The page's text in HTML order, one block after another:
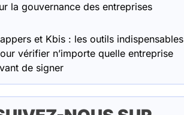
la gouvernance des entreprises
et Kbis : les outils indispensables
vérifier n’importe quelle entreprise
de signer